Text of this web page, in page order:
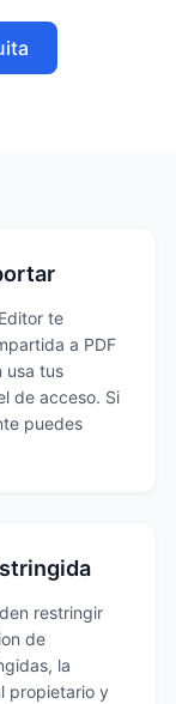
te
a PDF
usa tus
de acceso. Si
puedes
restringir
de
la
propietario y